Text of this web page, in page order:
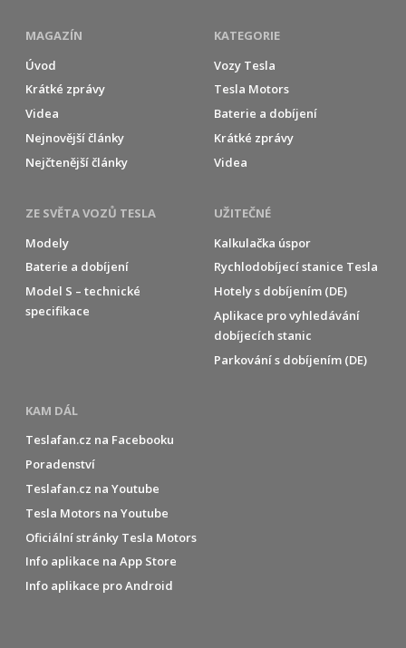
MAGAZÍN
Úvod
Krátké zprávy
Videa
Nejnovější články
Nejčtenější články
KATEGORIE
Vozy Tesla
Tesla Motors
Baterie a dobíjení
Krátké zprávy
Videa
ZE SVĚTA VOZŮ TESLA
Modely
Baterie a dobíjení
Model S – technické
specifikace
UŽITEČNÉ
Kalkulačka úspor
Rychlodobíjecí stanice Tesla
Hotely s dobíjením (DE)
Aplikace pro vyhledávání
dobíjecích stanic
Parkování s dobíjením (DE)
KAM DÁL
Teslafan.cz na Facebooku
Poradenství
Teslafan.cz na Youtube
Tesla Motors na Youtube
Oficiální stránky Tesla Motors
Info aplikace na App Store
Info aplikace pro Android